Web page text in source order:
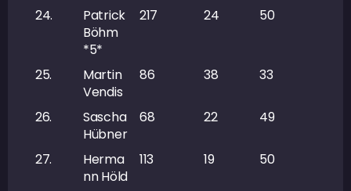
24.
Patrick
Böhm
*5*
217 24 50
25.
Martin
Vendis
86 38 33
26.
Sascha
Hübner
68 22 49
27.
Herma
nn Höld
113 19 50